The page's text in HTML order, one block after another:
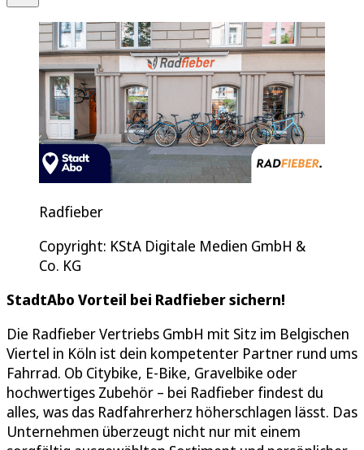
Radfieber
Copyright: KStA Digitale Medien GmbH &
Co. KG
StadtAbo Vorteil bei Radfieber sichern!
Die Radfieber Vertriebs GmbH mit Sitz im Belgischen
Viertel in Köln ist dein kompetenter Partner rund ums
Fahrrad. Ob Citybike, E-Bike, Gravelbike oder
hochwertiges Zubehör – bei Radfieber findest du
alles, was das Radfahrerherz höherschlagen lässt. Das
Unternehmen überzeugt nicht nur mit einem